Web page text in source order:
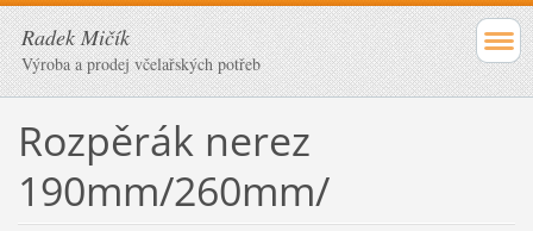
Radek Mičík
Výroba a prodej včelařských potřeb
Rozpěrák nerez
190mm/260mm/